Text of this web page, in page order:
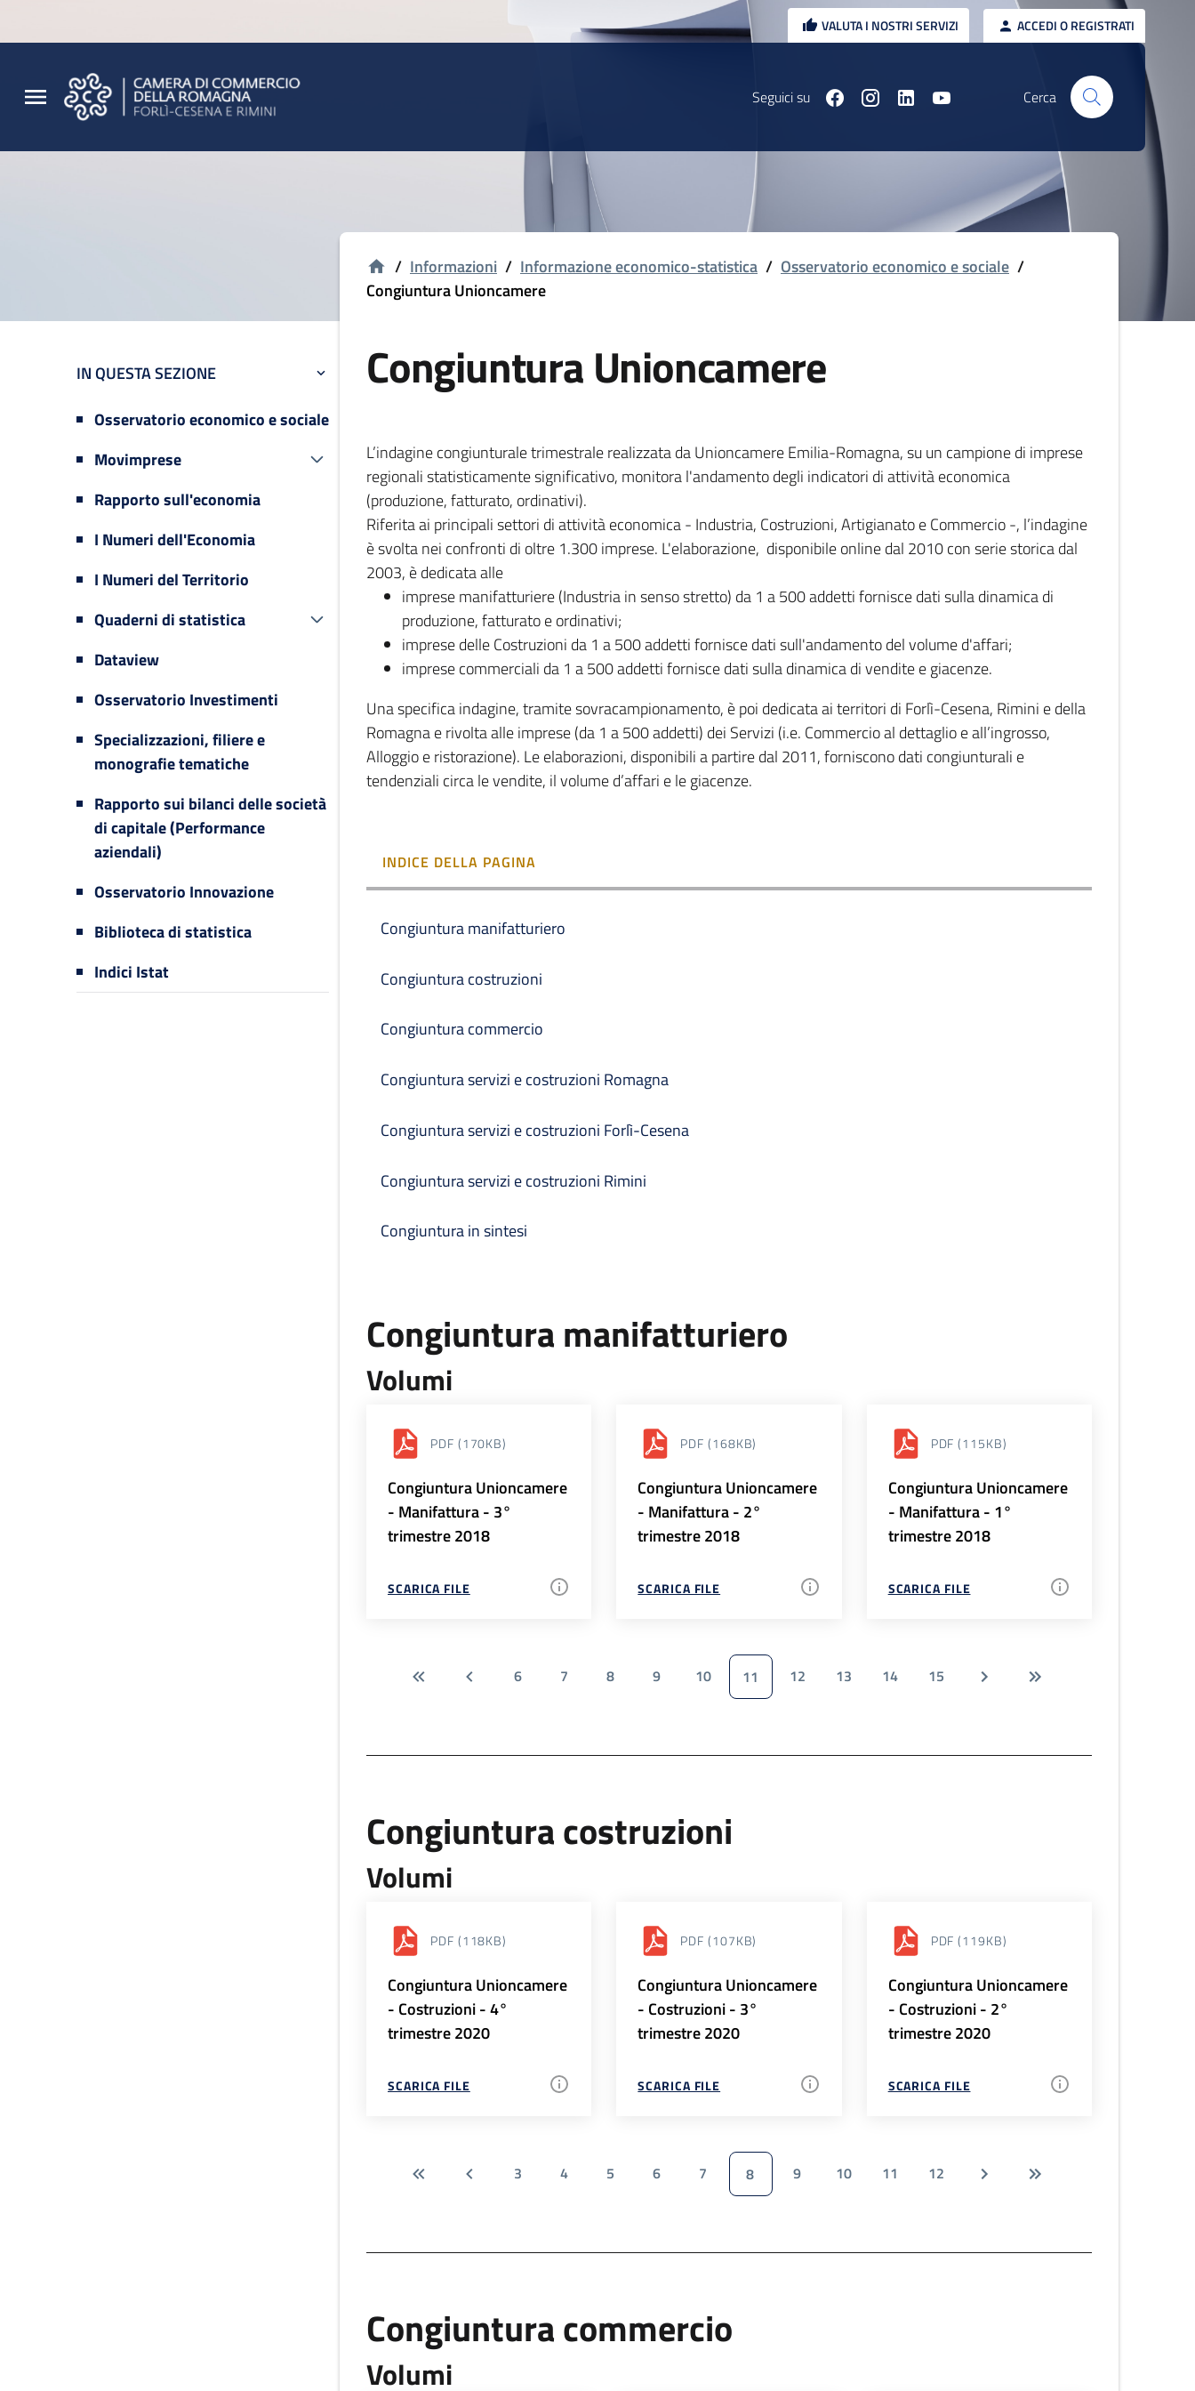
VALUTA I NOSTRI SERVIZI ACCEDI O REGISTRATI
Seguici su Cerca
IN QUESTA SEZIONE
Osservatorio economico e sociale
Movimprese
Rapporto sull'economia
I Numeri dell'Economia
I Numeri del Territorio
Quaderni di statistica
Dataview
Osservatorio Investimenti
Specializzazioni, filiere e
monografie tematiche
Rapporto sui bilanci delle società
di capitale (Performance
aziendali)
Osservatorio Innovazione
Biblioteca di statistica
Indici Istat
/ Informazioni / Informazione economico-statistica / Osservatorio economico e sociale /
Congiuntura Unioncamere
Congiuntura Unioncamere
L’indagine congiunturale trimestrale realizzata da Unioncamere Emilia-Romagna, su un campione di imprese
regionali statisticamente significativo, monitora l'andamento degli indicatori di attività economica
(produzione, fatturato, ordinativi).
Riferita ai principali settori di attività economica - Industria, Costruzioni, Artigianato e Commercio -, l’indagine
è svolta nei confronti di oltre 1.300 imprese. L'elaborazione, disponibile online dal 2010 con serie storica dal
2003, è dedicata alle
imprese manifatturiere (Industria in senso stretto) da 1 a 500 addetti fornisce dati sulla dinamica di
produzione, fatturato e ordinativi;
imprese delle Costruzioni da 1 a 500 addetti fornisce dati sull'andamento del volume d'affari;
imprese commerciali da 1 a 500 addetti fornisce dati sulla dinamica di vendite e giacenze.
Una specifica indagine, tramite sovracampionamento, è poi dedicata ai territori di Forlì-Cesena, Rimini e della
Romagna e rivolta alle imprese (da 1 a 500 addetti) dei Servizi (i.e. Commercio al dettaglio e all’ingrosso,
Alloggio e ristorazione). Le elaborazioni, disponibili a partire dal 2011, forniscono dati congiunturali e
tendenziali circa le vendite, il volume d’affari e le giacenze.
INDICE DELLA PAGINA
Congiuntura manifatturiero
Congiuntura costruzioni
Congiuntura commercio
Congiuntura servizi e costruzioni Romagna
Congiuntura servizi e costruzioni Forlì-Cesena
Congiuntura servizi e costruzioni Rimini
Congiuntura in sintesi
Congiuntura manifatturiero
Volumi
PDF (170KB)
Congiuntura Unioncamere
- Manifattura - 3°
trimestre 2018
SCARICA FILE
PDF (168KB)
Congiuntura Unioncamere
- Manifattura - 2°
trimestre 2018
SCARICA FILE
PDF (115KB)
Congiuntura Unioncamere
- Manifattura - 1°
trimestre 2018
SCARICA FILE
6 7 8 9 10 11 12 13 14 15
Congiuntura costruzioni
Volumi
PDF (118KB)
Congiuntura Unioncamere
- Costruzioni - 4°
trimestre 2020
SCARICA FILE
PDF (107KB)
Congiuntura Unioncamere
- Costruzioni - 3°
trimestre 2020
SCARICA FILE
PDF (119KB)
Congiuntura Unioncamere
- Costruzioni - 2°
trimestre 2020
SCARICA FILE
3 4 5 6 7 8 9 10 11 12
Congiuntura commercio
Volumi